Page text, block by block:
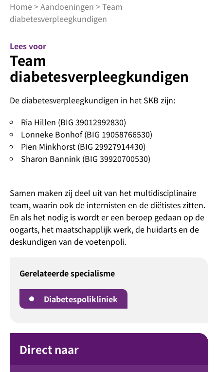
Home >Aandoeningen > Team
diabetesverpleegkundigen
Lees voor
Team
diabetesverpleegkundigen
De diabetesverpleegkundigen in het SKB zijn:
Ria Hillen (BIG 39012992830)
Lonneke Bonhof (BIG 19058766530)
Pien Minkhorst (BIG 29927914430)
Sharon Bannink (BIG 39920700530)
Samen maken zij deel uit van het multidisciplinaire
team, waarin ook de internisten en de diëtistes zitten.
En als het nodig is wordt er een beroep gedaan op de
oogarts, het maatschapplijk werk, de huidarts en de
deskundigen van de voetenpoli.
Gerelateerde specialisme
Diabetespolikliniek
Direct naar